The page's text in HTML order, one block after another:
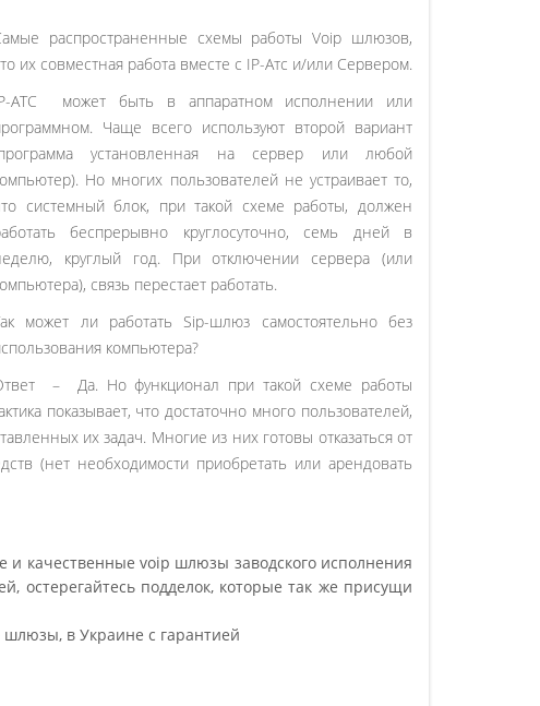
распространенные схемы работы Voip шлюзов,
их совместная работа вместе с IP-Атс и/или Сервером.
АТС может быть в аппаратном исполнении или
Чаще всего используют второй вариант
установленная на сервер или любой
Но многих пользователей не устраивает то,
системный блок, при такой схеме работы, должен
беспрерывно круглосуточно, семь дней в
круглый год. При отключении сервера (или
связь перестает работать.
может ли работать Sip-шлюз самостоятельно без
компьютера?
– Да. Но функционал при такой схеме работы
показывает, что достаточно много пользователей,
их задач. Многие из них готовы отказаться от
(нет необходимости приобретать или арендовать
и качественные voip шлюзы заводского исполнения
остерегайтесь подделок, которые так же присущи
шлюзы, в Украине с гарантией